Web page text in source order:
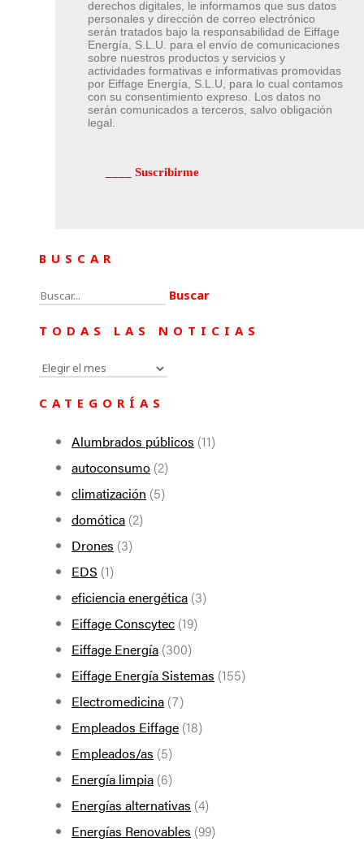
derechos digitales, le informamos que sus datos
personales y dirección de correo electrónico
serán tratados bajo la responsabilidad de Eiffage
Energía, S.L.U. para el envío de comunicaciones
sobre nuestros productos y servicios y
actividades formativas e informativas promovidas
por Eiffage Energía, S.L.U, para lo cual contamos
con su consentimiento expreso. Los datos no
serán comunicados a terceros, salvo obligación
legal.
BUSCAR
Buscar:
TODAS LAS NOTICIAS
Todas
CATEGORÍAS
Alumbrados públicos (11)
autoconsumo (2)
climatización (5)
domótica (2)
Drones (3)
EDS (1)
eficiencia energética (3)
Eiffage Conscytec (19)
Eiffage Energía (300)
Eiffage Energía Sistemas (155)
Electromedicina (7)
Empleados Eiffage (18)
Empleados/as (5)
Energía limpia (6)
Energías alternativas (4)
Energías Renovables (99)